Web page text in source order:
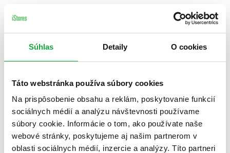
Súhlas Detaily O cookies
Táto webstránka používa súbory cookies
Na prispôsobenie obsahu a reklám, poskytovanie funkcií
sociálnych médií a analýzu návštevnosti používame
súbory cookie. Informácie o tom, ako používate naše
webové stránky, poskytujeme aj našim partnerom v
oblasti sociálnych médií, inzercie a analýzy. Títo partneri